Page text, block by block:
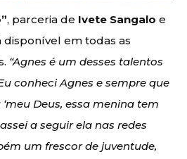
, parceria de Ivete Sangalo e
disponível em todas as
“Agnes é um desses talentos
conheci Agnes e sempre que
Deus, essa menina tem
a seguir ela nas redes
um frescor de juventude,